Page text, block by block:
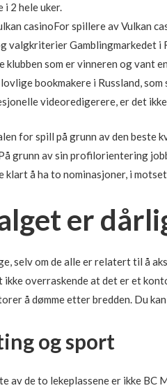
i 2 hele uker.
casinoFor spillere av Vulkan
valgkriterier Gamblingmarkedet i
klubben som er vinneren og vant
bookmakere i Russland,
videoredigerere, er det
for spill på grunn av den
grunn av sin profilorientering
klart å ha to nominasjoner, i
er
selv om de alle er relatert til å
overraskende at det er et
å dømme etter bredden. Du
og sport
av de to lekeplassene er ikke